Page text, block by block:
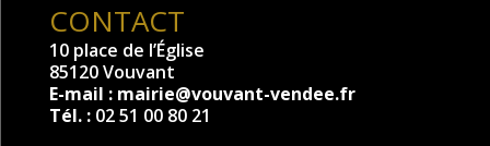
CONTACT
10 place de l’Église
85120 Vouvant
E-mail : mairie@vouvant-vendee.fr
Tél. : 02 51 00 80 21